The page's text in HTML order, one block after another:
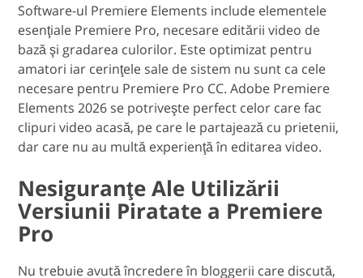
Software-ul Premiere Elements include elementele
esenţiale Premiere Pro, necesare editării video de
bază şi gradarea culorilor. Este optimizat pentru
amatori iar cerinţele sale de sistem nu sunt ca cele
necesare pentru Premiere Pro CC. Adobe Premiere
Elements 2026 se potriveşte perfect celor care fac
clipuri video acasă, pe care le partajează cu prietenii,
dar care nu au multă experienţă în editarea video.
Nesiguranţe Ale Utilizării
Versiunii Piratate a Premiere
Pro
Nu trebuie avută încredere în bloggerii care discută,